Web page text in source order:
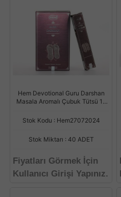
Hem Devotional Guru Darshan
Masala Aromalı Çubuk Tütsü 15
Stok Kodu : Hem27072024
Stok Miktarı : 40 ADET
Fiyatları Görmek İçin
Kullanıcı Girişi Yapınız.